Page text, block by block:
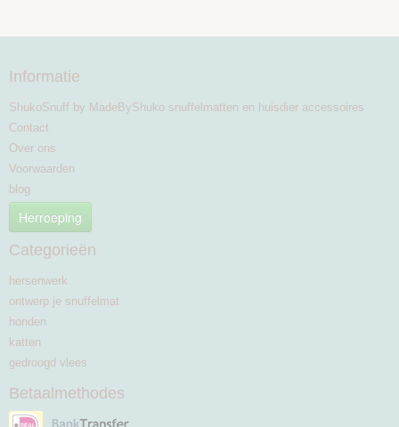
Informatie
ShukoSnuff by MadeByShuko snuffelmatten en huisdier accessoires
Contact
Over ons
Voorwaarden
blog
Herroeping
Categorieën
hersenwerk
ontwerp je snuffelmat
honden
katten
gedroogd vlees
Betaalmethodes